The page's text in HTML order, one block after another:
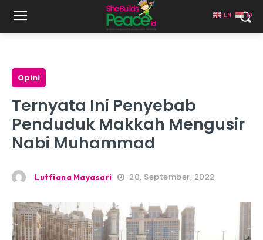
Opini
Ternyata Ini Penyebab
Penduduk Makkah Mengusir
Nabi Muhammad
Lutfiana Mayasari 20, September, 2022
EN ID